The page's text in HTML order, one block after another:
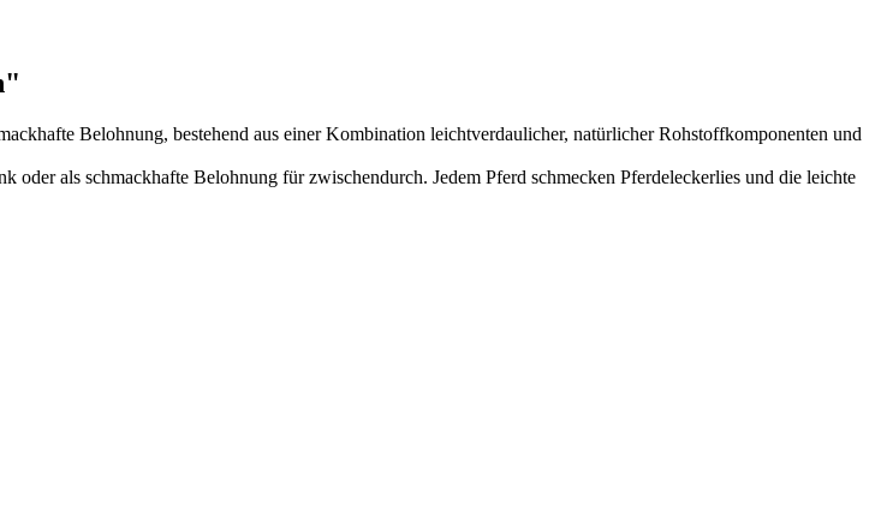
Belohnung, bestehend aus einer Kombination leichtverdaulicher, natürlicher Rohstoffkomponenten und
oder als schmackhafte Belohnung für zwischendurch. Jedem Pferd schmecken Pferdeleckerlies und die leichte